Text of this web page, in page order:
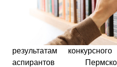
результатам
аспирантов